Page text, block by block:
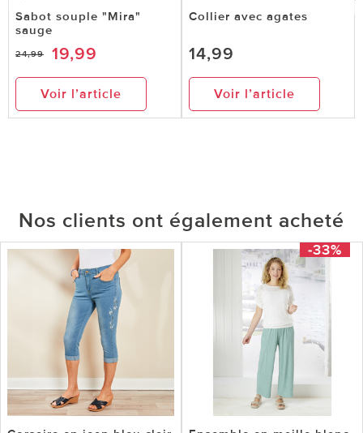
Sabot souple "Mira"
sauge
24,99 19,99
Voir l’article
Collier avec agates
14,99
Voir l’article
Nos clients ont également acheté
-33%